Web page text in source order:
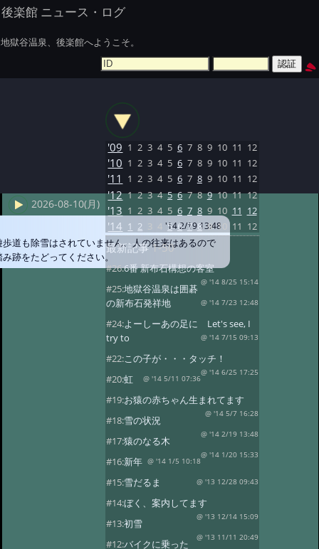
後楽館 ニュース・ログ
地獄谷温泉、後楽館へようこそ。
2026-08-10(月)
'14 2/19 13:48
歩道も除雪はされていません、人の往来はあるので
み跡をたどってください。
'09 1 2 3 4 5 6 7 8 9 10 11 12
'10 1 2 3 4 5 6 7 8 9 10 11 12
'11 1 2 3 4 5 6 7 8 9 10 11 12
'12 1 2 3 4 5 6 7 8 9 10 11 12
'13 1 2 3 4 5 6 7 8 9 10 11 12
'14 1 2 3 4 5 6 7 8 9 10 11 12
最新記事1-50
#26:6番 新布石構想の客室
@ '14 8/25 15:14
#25:地獄谷温泉は囲碁
の新布石発祥地
@ '14 7/23 12:48
#24:よーしーあの足に Let's see, I
try to
@ '14 7/15 09:13
#22:この子が・・・タッチ！
@ '14 6/25 17:25
#20:虹 @ '14 5/11 07:36
#19:お猿の赤ちゃん生まれてます
@ '14 5/7 16:28
#18:雪の状況
@ '14 2/19 13:48
#17:猿のなる木
@ '14 1/20 15:33
#16:新年 @ '14 1/5 10:18
#15:雪だるま @ '13 12/28 09:43
#14:ぼく、案内してます
@ '13 12/14 15:09
#13:初雪
@ '13 11/11 20:49
#12:バイクに乗った